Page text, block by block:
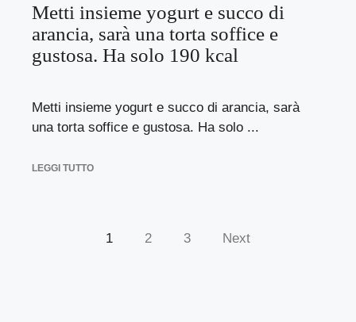
Metti insieme yogurt e succo di
arancia, sarà una torta soffice e
gustosa. Ha solo 190 kcal
Metti insieme yogurt e succo di arancia, sarà
una torta soffice e gustosa. Ha solo ...
LEGGI TUTTO
1 2 3 Next